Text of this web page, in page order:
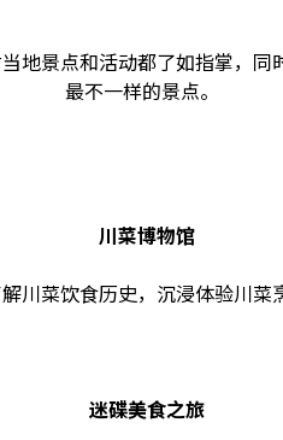
地景点和活动都了如指掌，
最不一样的景点。
川菜博物馆
川菜饮食历史，沉浸体验川菜
迷碟美食之旅